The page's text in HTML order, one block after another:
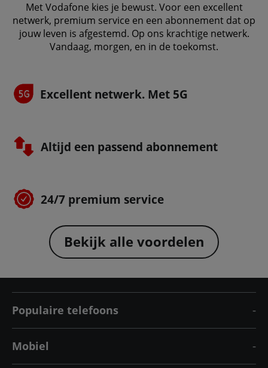
Met Vodafone kies je bewust. Voor een excellent
netwerk, premium service en een abonnement dat op
jouw leven is afgestemd. Op ons krachtige netwerk.
Vandaag, morgen, en in de toekomst.
Excellent netwerk. Met 5G
Altijd een passend abonnement
24/7 premium service
Bekijk alle voordelen
Populaire telefoons
Mobiel